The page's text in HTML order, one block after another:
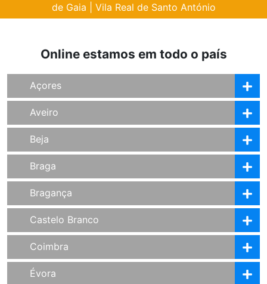
de Gaia
Vila Real de Santo António
Online estamos em todo o país
Açores
Aveiro
Beja
Braga
Bragança
Castelo Branco
Coimbra
Évora